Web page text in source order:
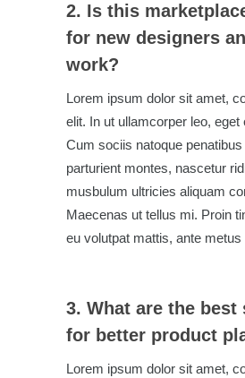
2. Is this
for new designers
work?
Lorem ipsum dolor sit amet,
elit. In ut ullamcorper leo, eget
Cum sociis natoque
parturient montes, nascetur
musbulum ultricies aliquam
Maecenas ut tellus mi. Proin
eu volutpat mattis, ante metus
3. What are the best
for better product
Lorem ipsum dolor sit amet,